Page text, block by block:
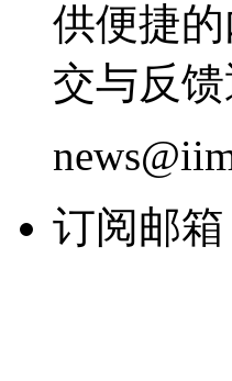
供便捷
交与反馈
订阅邮箱